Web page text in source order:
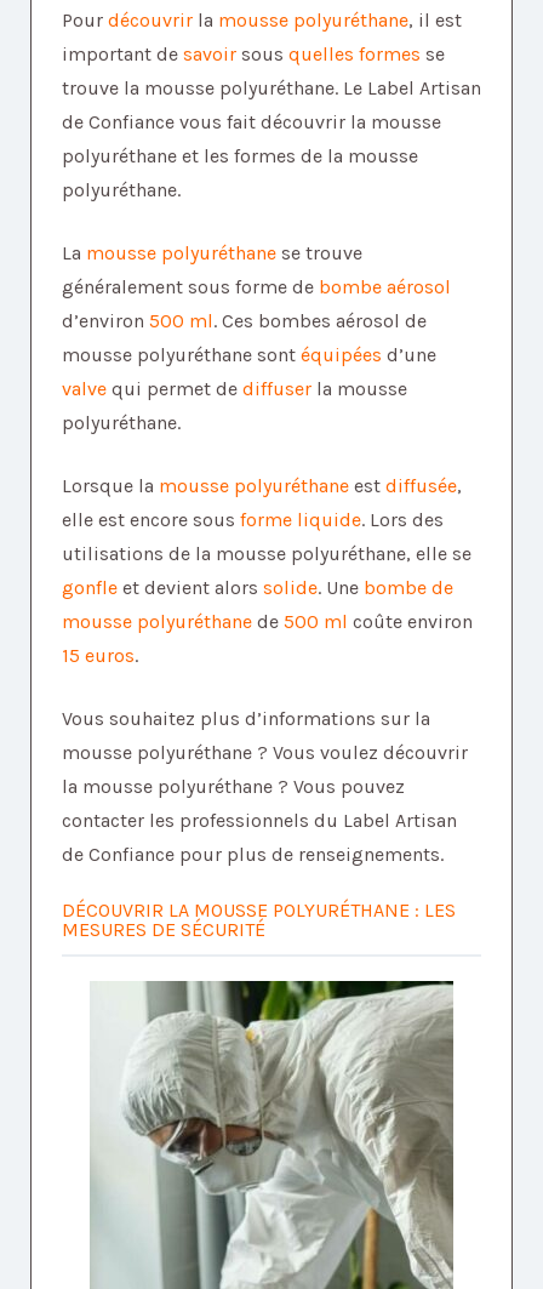
Pour découvrir la mousse polyuréthane, il est
important de savoir sous quelles formes se
trouve la mousse polyuréthane. Le Label Artisan
de Confiance vous fait découvrir la mousse
polyuréthane et les formes de la mousse
polyuréthane.
La mousse polyuréthane se trouve
généralement sous forme de bombe aérosol
d’environ 500 ml. Ces bombes aérosol de
mousse polyuréthane sont équipées d’une
valve qui permet de diffuser la mousse
polyuréthane.
Lorsque la mousse polyuréthane est diffusée,
elle est encore sous forme liquide. Lors des
utilisations de la mousse polyuréthane, elle se
gonfle et devient alors solide. Une bombe de
mousse polyuréthane de 500 ml coûte environ
15 euros.
Vous souhaitez plus d’informations sur la
mousse polyuréthane ? Vous voulez découvrir
la mousse polyuréthane ? Vous pouvez
contacter les professionnels du Label Artisan
de Confiance pour plus de renseignements.
DÉCOUVRIR LA MOUSSE POLYURÉTHANE : LES
MESURES DE SÉCURITÉ